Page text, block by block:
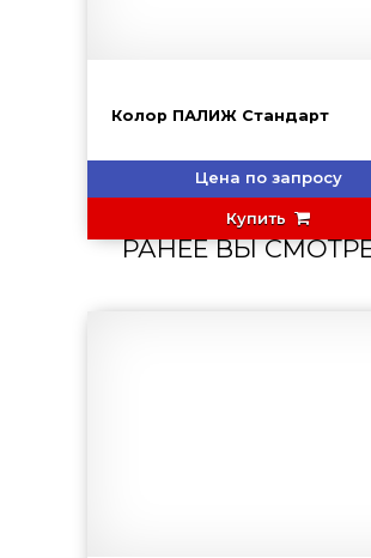
Колор ПАЛИЖ Стандарт
Цена по запросу
Купить
РАНЕЕ ВЫ